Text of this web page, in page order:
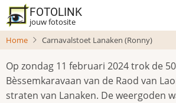
Overslaan
en
naar
inhoud
gaan
FOTOLINK
jouw fotosite
Home
Carnavalstoet Lanaken (Ronny)
Op zondag 11 februari 2024 trok de
Bèssemkaravaan van de Raod van
straten van Lanaken. De weergoden